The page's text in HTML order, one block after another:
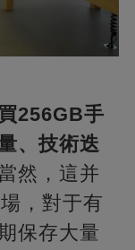
256GB手
、技術迭
然，這并
，對于有
保存大量